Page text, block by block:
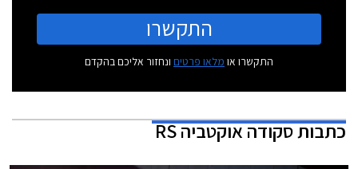
התקשרו
התקשרו או מלאו פרטים ונחזור אליכם בהקדם
כתבותסקודה אוקטביה RS